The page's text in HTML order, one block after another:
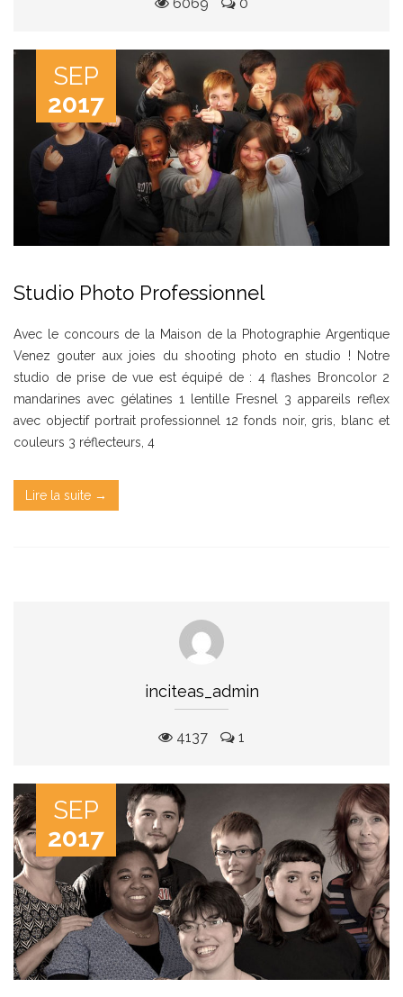
SEP
2017
Studio Photo Professionnel
Avec le concours de la Maison de la Photographie Argentique
Venez gouter aux joies du shooting photo en studio ! Notre
studio de prise de vue est équipé de : 4 flashes Broncolor 2
mandarines avec gélatines 1 lentille Fresnel 3 appareils reflex
avec objectif portrait professionnel 12 fonds noir, gris, blanc et
couleurs 3 réflecteurs, 4
Lire la suite →
inciteas_admin
4137 1
SEP
2017